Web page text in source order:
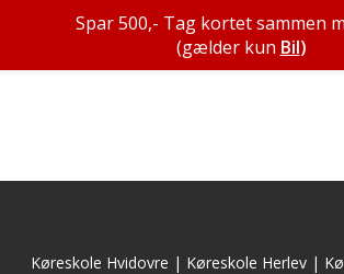
Køreskole Hvidovre | Køreskole Herlev |
Spar 500,- Tag kortet sammen
(gælder kun Bil)